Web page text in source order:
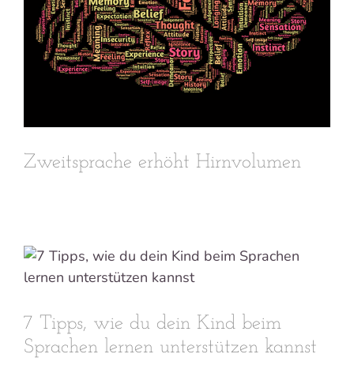
Zweitsprache erhöht Hirnvolumen
7 Tipps, wie du dein Kind beim
Sprachen lernen unterstützen kannst